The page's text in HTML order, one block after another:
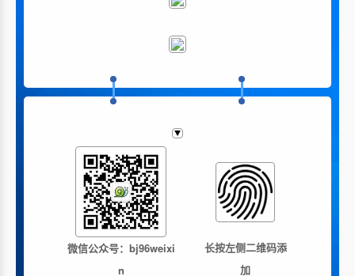
微信公众号：bj96weixi
n
长按左侧二维码添
加